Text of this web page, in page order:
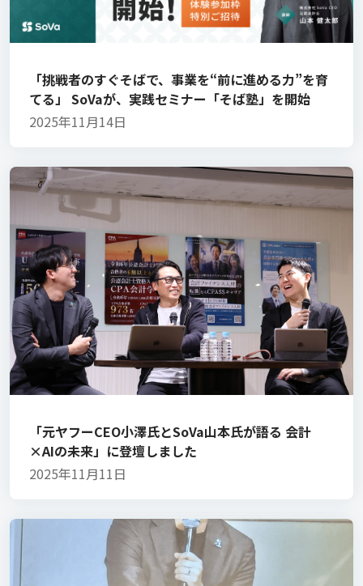
「挑戦者のすぐそばで、事業を“前に進める力”を育
てる」 SoVaが、実践セミナー「そば塾」を開始
2025年11月14日
「元ヤフーCEO小澤氏とSoVa山本氏が語る 会計
×AIの未来」に登壇しました
2025年11月11日